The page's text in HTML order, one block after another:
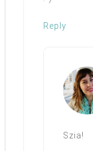
Reply
Szia!